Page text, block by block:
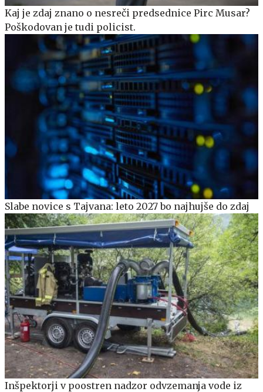
Kaj je zdaj znano o nesreči predsednice Pirc Musar?
Poškodovan je tudi policist.
Slabe novice s Tajvana: leto 2027 bo najhujše do zdaj
Inšpektorji v poostren nadzor odvzemanja vode iz